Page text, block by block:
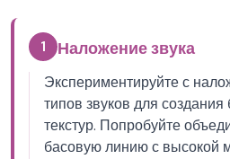
1 Наложение звука
Экспериментируйте с
типов звуков для
текстур. Попробуйте
басовую линию с высокой